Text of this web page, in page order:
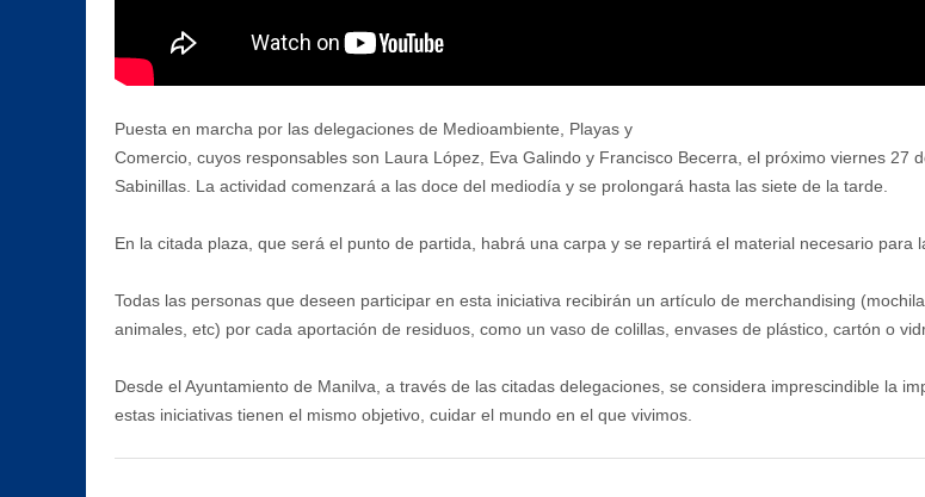
Puesta en marcha por las delegaciones de Medioambiente, Playas y
Comercio, cuyos responsables son Laura López, Eva Galindo y Francisco Becerra, el próximo viernes
Sabinillas. La actividad comenzará a las doce del mediodía y se prolongará hasta las siete de la tarde.
En la citada plaza, que será el punto de partida, habrá una carpa y se repartirá el material necesario para
Todas las personas que deseen participar en esta iniciativa recibirán un artículo de merchandising
animales, etc) por cada aportación de residuos, como un vaso de colillas, envases de plástico, cartón o
Desde el Ayuntamiento de Manilva, a través de las citadas delegaciones, se considera imprescindible la
estas iniciativas tienen el mismo objetivo, cuidar el mundo en el que vivimos.